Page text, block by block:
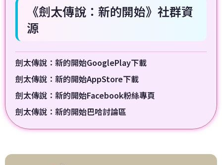
《劍太傳說：新的開始》社群資
源
劍太傳說：新的開始GooglePlay下載
劍太傳說：新的開始AppStore下載
劍太傳說：新的開始Facebook粉絲專頁
劍太傳說：新的開始巴哈討論區